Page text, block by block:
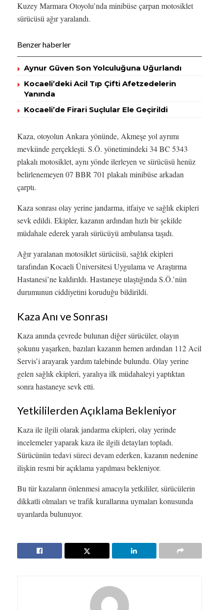
Kuzey Marmara Otoyolu’nda minibüse çarpan motosiklet
sürücüsü ağır yaralandı.
Benzer haberler
Aynur Güven Son Yolculuğuna Uğurlandı
Kocaeli’deki Acil Tıp Çifti Afetzedelerin
Yanında
Kocaeli’de Firari Suçlular Ele Geçirildi
Kaza, otoyolun Ankara yönünde, Akmeşe yol ayrımı
mevkiinde gerçekleşti. S.Ö. yönetimindeki 34 BC 5343
plakalı motosiklet, aynı yönde ilerleyen ve sürücüsü henüz
belirlenemeyen 07 BBR 701 plakalı minibüse arkadan
çarptı.
Kaza sonrası olay yerine jandarma, itfaiye ve sağlık ekipleri
sevk edildi. Ekipler, kazanın ardından hızlı bir şekilde
müdahale ederek yaralı sürücüyü ambulansa taşıdı.
Ağır yaralanan motosiklet sürücüsü, sağlık ekipleri
tarafından Kocaeli Üniversitesi Uygulama ve Araştırma
Hastanesi’ne kaldırıldı. Hastaneye ulaştığında S.Ö.’nün
durumunun ciddiyetini koruduğu bildirildi.
Kaza Anı ve Sonrası
Kaza anında çevrede bulunan diğer sürücüler, olayın
şokunu yaşarken, bazıları kazanın hemen ardından 112 Acil
Servis’i arayarak yardım talebinde bulundu. Olay yerine
gelen sağlık ekipleri, yaralıya ilk müdahaleyi yaptıktan
sonra hastaneye sevk etti.
Yetkililerden Açıklama Bekleniyor
Kaza ile ilgili olarak jandarma ekipleri, olay yerinde
incelemeler yaparak kaza ile ilgili detayları topladı.
Sürücünün tedavi süreci devam ederken, kazanın nedenine
ilişkin resmi bir açıklama yapılması bekleniyor.
Bu tür kazaların önlenmesi amacıyla yetkililer, sürücülerin
dikkatli olmaları ve trafik kurallarına uymaları konusunda
uyarılarda bulunuyor.